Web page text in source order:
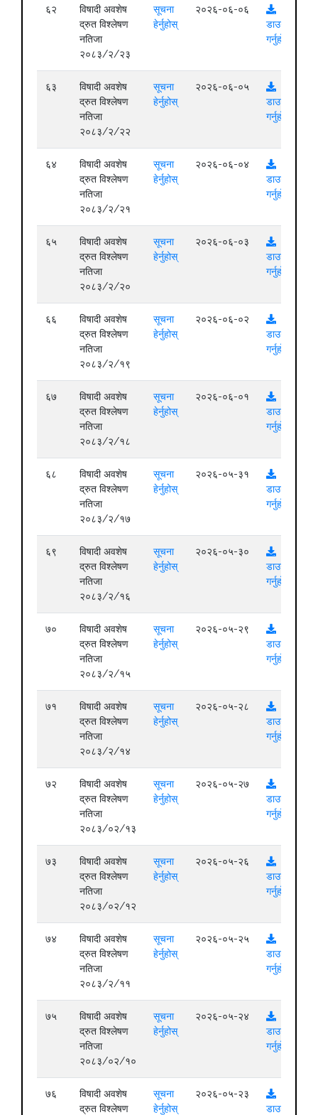
६२
विषादी अवशेष
द्रुत विश्लेषण
नतिजा
२०८३/२/२३
सूचना
हेर्नुहोस्
२०२६-०६-०६
डाउनलोड
गर्नुहोस्
६३
विषादी अवशेष
द्रुत विश्लेषण
नतिजा
२०८३/२/२२
सूचना
हेर्नुहोस्
२०२६-०६-०५
डाउनलोड
गर्नुहोस्
६४
विषादी अवशेष
द्रुत विश्लेषण
नतिजा
२०८३/२/२१
सूचना
हेर्नुहोस्
२०२६-०६-०४
डाउनलोड
गर्नुहोस्
६५
विषादी अवशेष
द्रुत विश्लेषण
नतिजा
२०८३/२/२०
सूचना
हेर्नुहोस्
२०२६-०६-०३
डाउनलोड
गर्नुहोस्
६६
विषादी अवशेष
द्रुत विश्लेषण
नतिजा
२०८३/२/१९
सूचना
हेर्नुहोस्
२०२६-०६-०२
डाउनलोड
गर्नुहोस्
६७
विषादी अवशेष
द्रुत विश्लेषण
नतिजा
२०८३/२/१८
सूचना
हेर्नुहोस्
२०२६-०६-०१
डाउनलोड
गर्नुहोस्
६८
विषादी अवशेष
द्रुत विश्लेषण
नतिजा
२०८३/२/१७
सूचना
हेर्नुहोस्
२०२६-०५-३१
डाउनलोड
गर्नुहोस्
६९
विषादी अवशेष
द्रुत विश्लेषण
नतिजा
२०८३/२/१६
सूचना
हेर्नुहोस्
२०२६-०५-३०
डाउनलोड
गर्नुहोस्
७०
विषादी अवशेष
द्रुत विश्लेषण
नतिजा
२०८३/२/१५
सूचना
हेर्नुहोस्
२०२६-०५-२९
डाउनलोड
गर्नुहोस्
७१
विषादी अवशेष
द्रुत विश्लेषण
नतिजा
२०८३/२/१४
सूचना
हेर्नुहोस्
२०२६-०५-२८
डाउनलोड
गर्नुहोस्
७२
विषादी अवशेष
द्रुत विश्लेषण
नतिजा
२०८३/०२/१३
सूचना
हेर्नुहोस्
२०२६-०५-२७
डाउनलोड
गर्नुहोस्
७३
विषादी अवशेष
द्रुत विश्लेषण
नतिजा
२०८३/०२/१२
सूचना
हेर्नुहोस्
२०२६-०५-२६
डाउनलोड
गर्नुहोस्
७४
विषादी अवशेष
द्रुत विश्लेषण
नतिजा
२०८३/२/११
सूचना
हेर्नुहोस्
२०२६-०५-२५
डाउनलोड
गर्नुहोस्
७५
विषादी अवशेष
द्रुत विश्लेषण
नतिजा
२०८३/०२/१०
सूचना
हेर्नुहोस्
२०२६-०५-२४
डाउनलोड
गर्नुहोस्
७६
विषादी अवशेष
द्रुत विश्लेषण
सूचना
हेर्नुहोस्
२०२६-०५-२३
डाउनलोड